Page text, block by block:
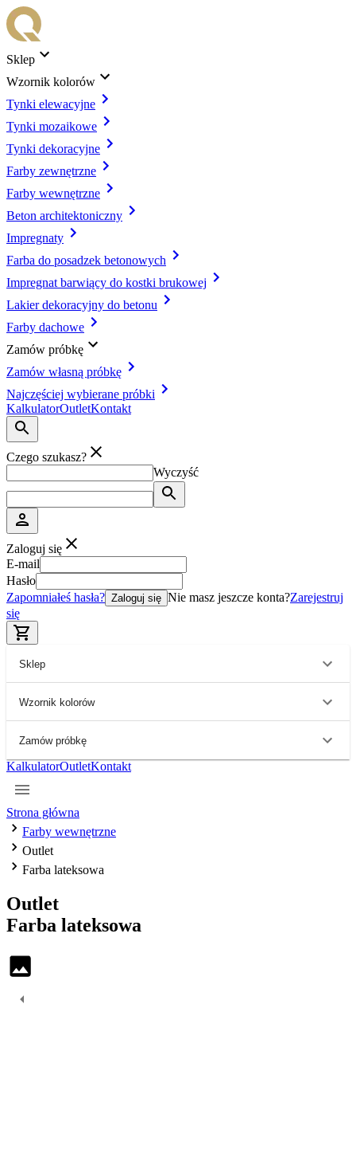
Sklep
Wzornik kolorów
Tynki elewacyjne
Tynki mozaikowe
Tynki dekoracyjne
Farby zewnętrzne
Farby wewnętrzne
Beton architektoniczny
Impregnaty
Farba do posadzek betonowych
Impregnat barwiący do kostki brukowej
Lakier dekoracyjny do betonu
Farby dachowe
Zamów próbkę
Zamów własną próbkę
Najczęściej wybierane próbki
KalkulatorOutletKontakt
Czego szukasz?
Wyczyść
Zaloguj się
E-mail
Hasło
Zapomniałeś hasła? Zaloguj się Nie masz jeszcze konta?Zarejestruj
się
Sklep
Wzornik kolorów
Zamów próbkę
KalkulatorOutletKontakt
Strona główna
Farby wewnętrzne
Outlet
Farba lateksowa
Outlet
Farba lateksowa